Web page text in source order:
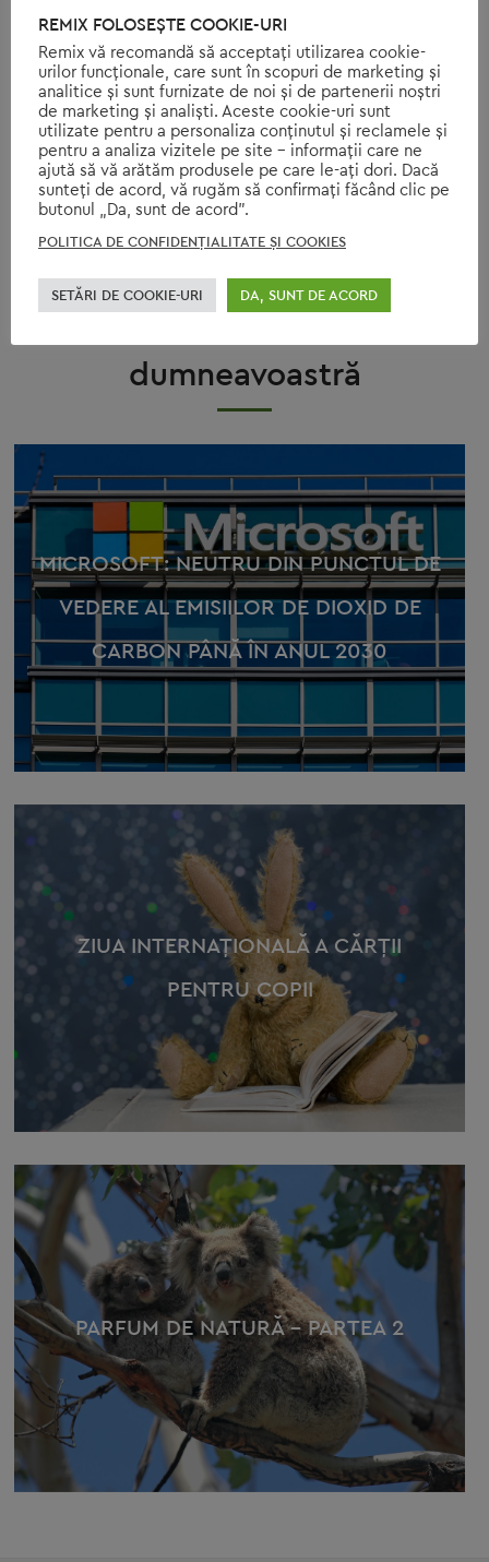
RECLAME RECLAME DE CRĂCIUN SEZONUL FESTIV
STIL DE VIAŢĂ STIL DE VIAŢĂ ECOLOGIC STIL DE VIAŢĂ SĂNĂTOS
SUSTENABILITATE TENDINȚE TOAMNĂ-IARNĂ 2018
dumneavoastră
MICROSOFT: NEUTRU DIN PUNCTUL DE
VEDERE AL EMISIILOR DE DIOXID DE
CARBON PÂNĂ ÎN ANUL 2030
ZIUA INTERNAŢIONALĂ A CĂRŢII
PENTRU COPII
PARFUM DE NATURĂ – PARTEA 2
REMIX FOLOSEȘTE COOKIE-URI
Remix vă recomandă să acceptați utilizarea cookie-
urilor funcționale, care sunt în scopuri de marketing și
analitice și sunt furnizate de noi și de partenerii noștri
de marketing și analiști. Aceste cookie-uri sunt
utilizate pentru a personaliza conținutul și reclamele și
pentru a analiza vizitele pe site - informații care ne
ajută să vă arătăm produsele pe care le-ați dori. Dacă
sunteți de acord, vă rugăm să confirmați făcând clic pe
butonul „Da, sunt de acord”.
POLITICA DE CONFIDENŢIALITATE ŞI COOKIES
SETĂRI DE COOKIE-URI DA, SUNT DE ACORD